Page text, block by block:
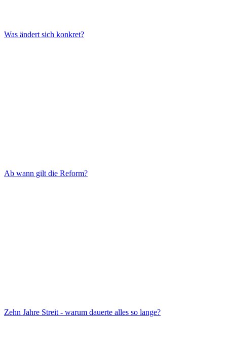
Was ändert sich konkret?
Ab wann gilt die Reform?
Zehn Jahre Streit - warum dauerte alles so lange?